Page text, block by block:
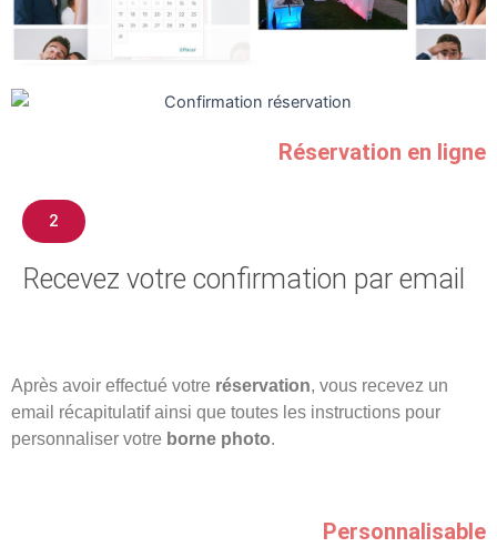
Réservation en ligne
2
Recevez votre confirmation par email
Après avoir effectué votre réservation, vous recevez un
email récapitulatif ainsi que toutes les instructions pour
personnaliser votre borne photo.
Personnalisable